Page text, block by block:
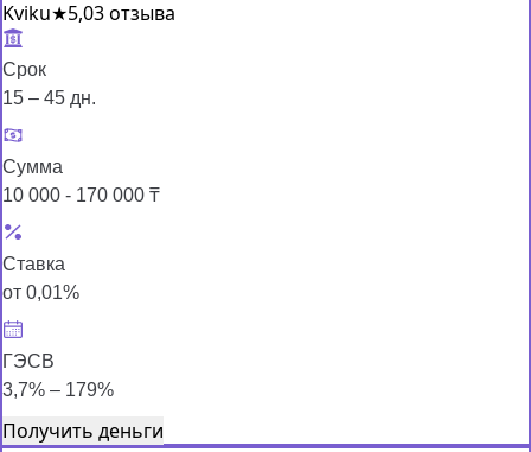
Kviku★5,03 отзыва
Срок
15 – 45 дн.
Сумма
10 000 - 170 000 ₸
Ставка
от 0,01%
ГЭСВ
3,7% – 179%
Получить деньги